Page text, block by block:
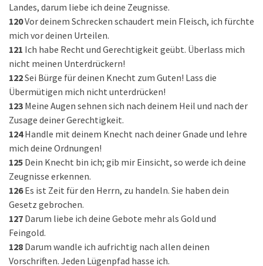
Landes, darum liebe ich deine Zeugnisse.
120Vor deinem Schrecken schaudert mein Fleisch, ich fürchte
mich vor deinen Urteilen.
121 Ich habe Recht und Gerechtigkeit geübt. Überlass mich
nicht meinen Unterdrückern!
122Sei Bürge für deinen Knecht zum Guten! Lass die
Übermütigen mich nicht unterdrücken!
123 Meine Augen sehnen sich nach deinem Heil und nach der
Zusage deiner Gerechtigkeit.
124 Handle mit deinem Knecht nach deiner Gnade und lehre
mich deine Ordnungen!
125 Dein Knecht bin ich; gib mir Einsicht, so werde ich deine
Zeugnisse erkennen.
126 Es ist Zeit für den Herrn, zu handeln. Sie haben dein
Gesetz gebrochen.
127 Darum liebe ich deine Gebote mehr als Gold und
Feingold.
128 Darum wandle ich aufrichtig nach allen deinen
Vorschriften. Jeden Lügenpfad hasse ich.